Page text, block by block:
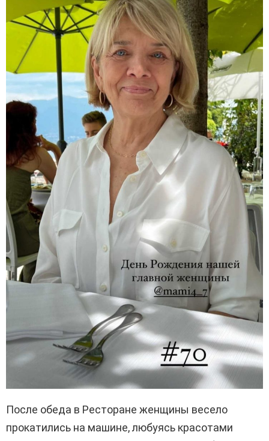
После обеда в Ресторане женщины весело
прокатились на машине, любуясь красотами